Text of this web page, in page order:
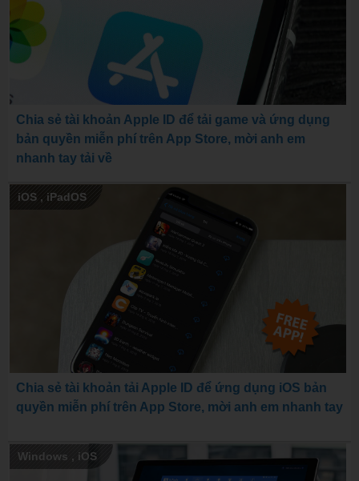
Chia sẻ tài khoản Apple ID để tải game và ứng dụng
bản quyền miễn phí trên App Store, mời anh em
nhanh tay tải về
iOS , iPadOS
Chia sẻ tài khoản tải Apple ID để ứng dụng iOS bản
quyền miễn phí trên App Store, mời anh em nhanh tay
Windows , iOS